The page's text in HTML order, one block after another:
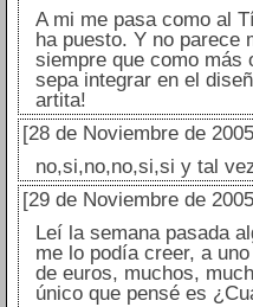
A mi me pasa como al
ha puesto. Y no parece
siempre que como más
sepa integrar en el
artita!
[28 de Noviembre de
no,si,no,no,si,si y tal
[29 de Noviembre de
Leí la semana pasada
me lo podía creer, a
de euros, muchos,
único que pensé es